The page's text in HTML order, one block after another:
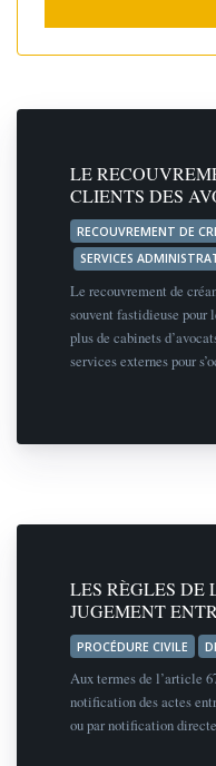
LE
CLIENTS DES
RECOUVREMENT DE
SERVICES
Le recouvrement de
souvent fastidieuse pour
plus de cabinets
services externes pour
LES RÈGLES DE
JUGEMENT
PROCÉDURE CIVILE
Aux termes de l’article
notification des actes
ou par notification